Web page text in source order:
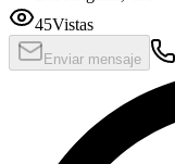
45Vistas
Enviar mensaje